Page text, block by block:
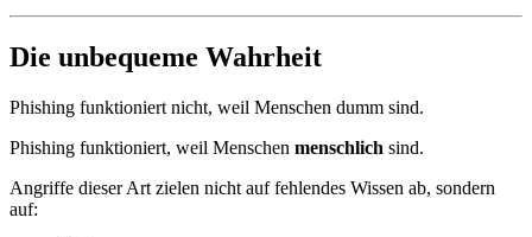
Die unbequeme Wahrheit
Phishing funktioniert nicht, weil Menschen dumm sind.
Phishing funktioniert, weil Menschen menschlich sind.
Angriffe dieser Art zielen nicht auf fehlendes Wissen ab, sondern
auf: